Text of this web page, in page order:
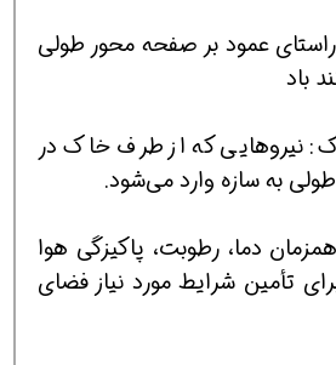
راستای عمود بر صفحه محور طولی
باد
نیروهایی که از طرف خاک در
به سازه وارد می‌شود.
دما، رطوبت، پاکیزگی هوا
تأمین شرایط مورد نیاز فضای